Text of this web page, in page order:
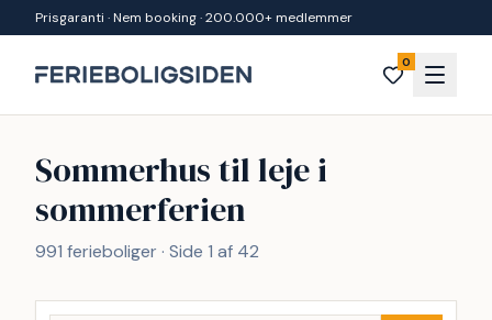
Spring til indhold
Prisgaranti · Nem booking · 200.000+ medlemmer
0
Sommerhus til leje i
sommerferien
991 ferieboliger · Side 1 af 42